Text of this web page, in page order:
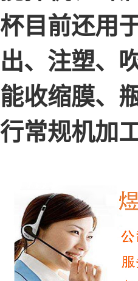
杯目前还用
出、注塑、
能收缩膜、
行常规机加